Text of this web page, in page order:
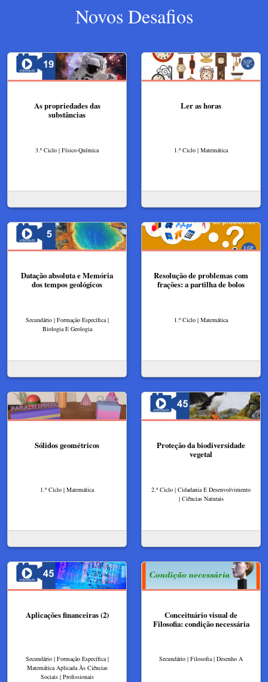
Novos Desafios
As propriedades das
substâncias
3.º Ciclo | Físico-Química
Ler as horas
1.º Ciclo | Matemática
Datação absoluta e Memória
dos tempos geológicos
Secundário | Formação Específica |
Biologia E Geologia
Resolução de problemas com
frações: a partilha de bolos
1.º Ciclo | Matemática
Sólidos geométricos
1.º Ciclo | Matemática
Proteção da biodiversidade
vegetal
2.º Ciclo | Cidadania E Desenvolvimento
| Ciências Naturais
Aplicações financeiras (2)
Secundário | Formação Específica |
Matemática Aplicada Às Ciências
Sociais | Profissionais
Conceituário visual de
Filosofia: condição necessária
Secundário | Filosofia | Desenho A